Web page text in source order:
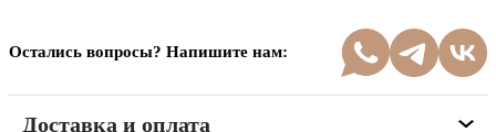
Остались вопросы? Напишите нам:
Доставка и оплата